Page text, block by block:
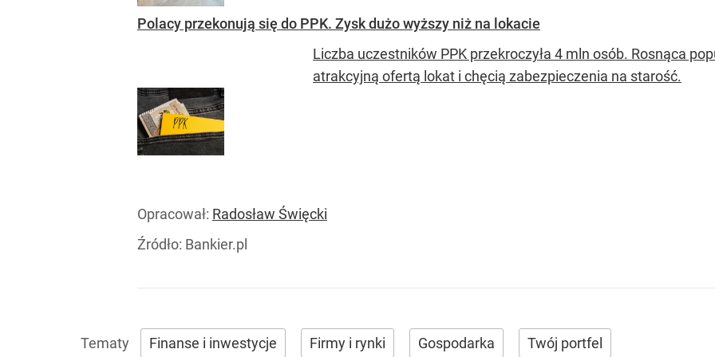
Polacy przekonują się do PPK. Zysk dużo wyższy niż na lokacie
Liczba uczestników PPK przekroczyła 4 mln osób. Rosnąca
atrakcyjną ofertą lokat i chęcią zabezpieczenia na starość.
Opracował: Radosław Święcki
Źródło: Bankier.pl
Finanse i inwestycje Firmy i rynki Gospodarka Twój portfel